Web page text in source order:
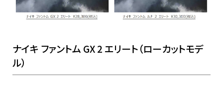
ナイキ ファントム GX 2 エリート（ローカットモデ
ル）